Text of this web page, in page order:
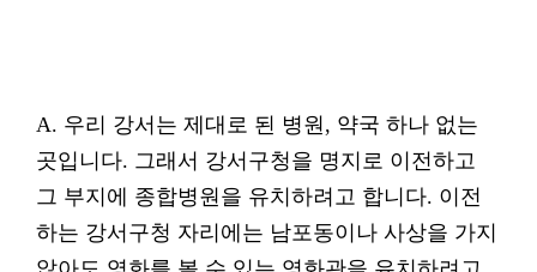
A. 우리 강서는 제대로 된 병원, 약국 하나 없는
곳입니다. 그래서 강서구청을 명지로 이전하고
그 부지에 종합병원을 유치하려고 합니다. 이전
하는 강서구청 자리에는 남포동이나 사상을 가지